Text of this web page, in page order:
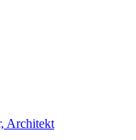
Architekt